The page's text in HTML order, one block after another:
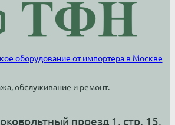
оборудование от импортера в Москве
обслуживание и ремонт.
проезд 1, стр. 15,